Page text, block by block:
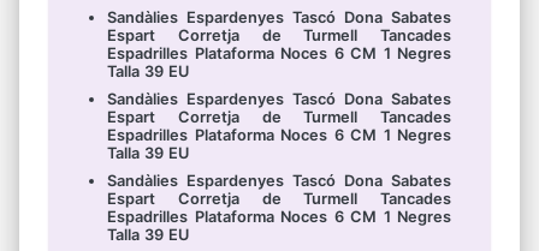
Sandàlies Espardenyes Tascó Dona Sabates
Espart Corretja de Turmell Tancades
Espadrilles Plataforma Noces 6 CM 1 Negres
Talla 39 EU
Sandàlies Espardenyes Tascó Dona Sabates
Espart Corretja de Turmell Tancades
Espadrilles Plataforma Noces 6 CM 1 Negres
Talla 39 EU
Sandàlies Espardenyes Tascó Dona Sabates
Espart Corretja de Turmell Tancades
Espadrilles Plataforma Noces 6 CM 1 Negres
Talla 39 EU